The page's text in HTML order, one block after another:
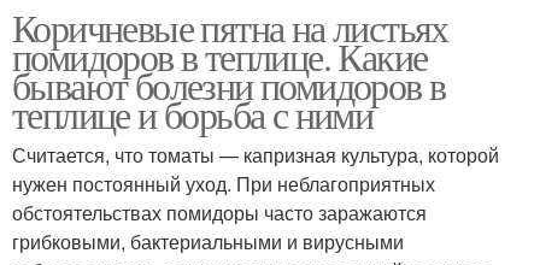
Коричневые пятна на листьях
помидоров в теплице. Какие
бывают болезни помидоров в
теплице и борьба с ними
Считается, что томаты — капризная культура, которой
нужен постоянный уход. При неблагоприятных
обстоятельствах помидоры часто заражаются
грибковыми, бактериальными и вирусными